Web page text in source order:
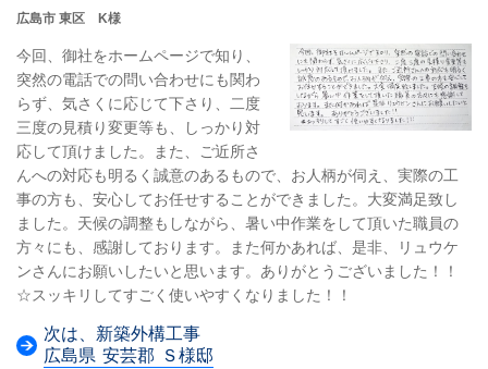
広島市 東区 K様
今回、御社をホームページで知り、
突然の電話での問い合わせにも関わ
らず、気さくに応じて下さり、二度
三度の見積り変更等も、しっかり対
応して頂けました。また、ご近所さ
んへの対応も明るく誠意のあるもので、お人柄が伺え、実際の工
事の方も、安心してお任せすることができました。大変満足致し
ました。天候の調整もしながら、暑い中作業をして頂いた職員の
方々にも、感謝しております。また何かあれば、是非、リュウケ
ンさんにお願いしたいと思います。ありがとうございました！！
☆スッキリしてすごく使いやすくなりました！！
次は、新築外構工事
広島県 安芸郡 Ｓ様邸